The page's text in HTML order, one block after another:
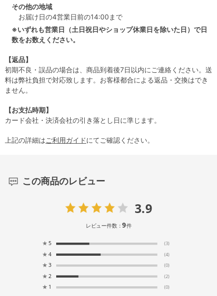
その他の地域
お届け日の4営業日前の14:00まで
※いずれも営業日（土日祝日やショップ休業日を除いた日）で日
数をお数えください。
【返品】
初期不良・誤品の場合は、商品到着後7日以内にご連絡ください。送
料は弊社負担で対応致します。お客様都合による返品・交換はでき
ません。
【お支払時期】
カード会社・決済会社の引き落とし日に準じます。
上記の詳細はご利用ガイドにてご確認ください。
この商品のレビュー
3.9
レビュー件数：9件
★ 5 (3)
★ 4 (4)
★ 3 (0)
★ 2 (2)
★ 1 (0)